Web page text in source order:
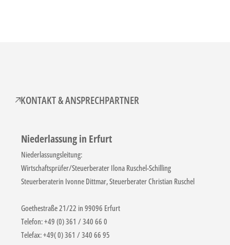
KONTAKT & ANSPRECHPARTNER
Niederlassung in Erfurt
Niederlassungsleitung:
Wirtschaftsprüfer/Steuerberater Ilona Ruschel-Schilling
Steuerberaterin Ivonne Dittmar, Steuerberater Christian Ruschel
Goethestraße 21/22 in 99096 Erfurt
Telefon: +49 (0) 361 / 340 66 0
Telefax: +49( 0) 361 / 340 66 95